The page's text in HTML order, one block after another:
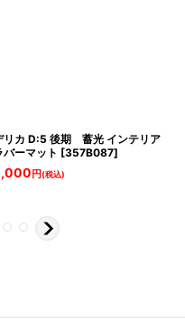
リカ D:5 後期 蓄光 インテリア
バーマット [357B087]
円(税込)